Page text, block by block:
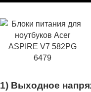
1) Выходное